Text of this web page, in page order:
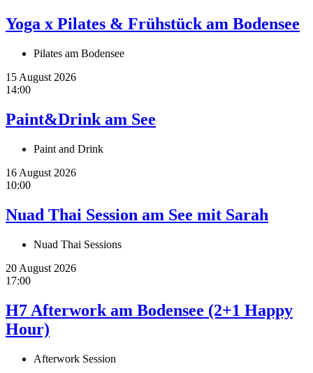
Yoga x Pilates & Frühstück am Bodensee
Pilates am Bodensee
15 August 2026
14:00
Paint&Drink am See
Paint and Drink
16 August 2026
10:00
Nuad Thai Session am See mit Sarah
Nuad Thai Sessions
20 August 2026
17:00
H7 Afterwork am Bodensee (2+1 Happy
Hour)
Afterwork Session